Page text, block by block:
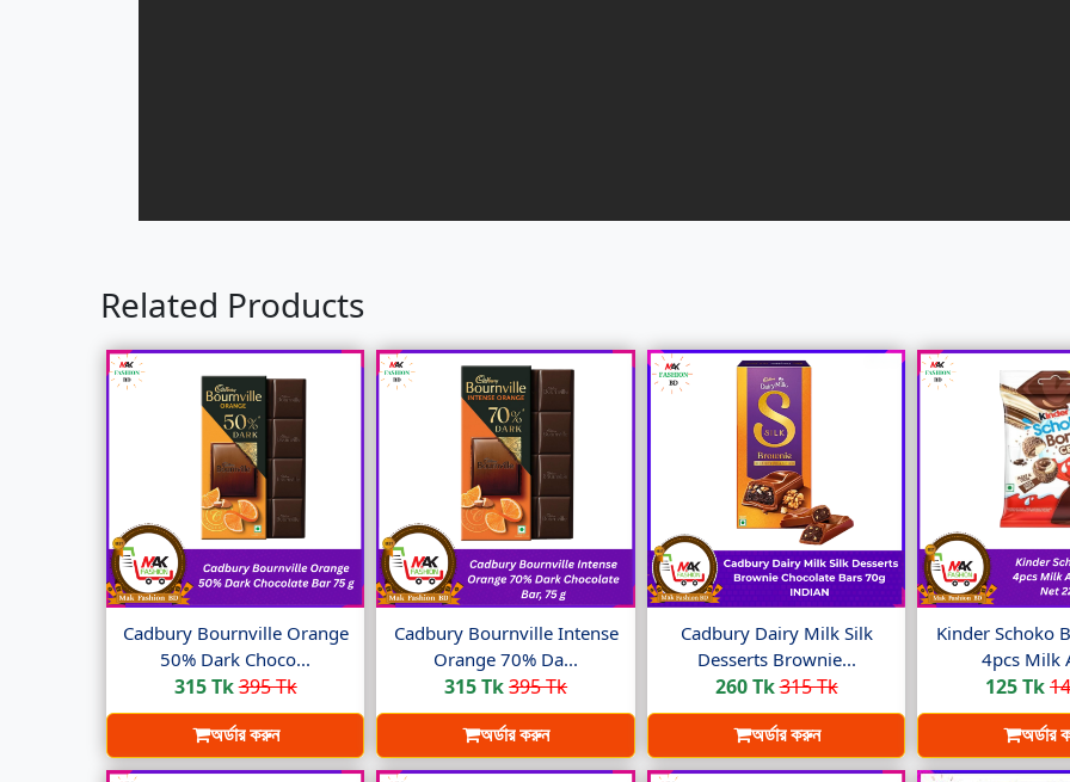
Related Products
Cadbury Bournville Orange
50% Dark Choco...
315 Tk395 Tk
অর্ডার করুন
Cadbury Bournville Intense
Orange 70% Da...
315 Tk395 Tk
অর্ডার করুন
Cadbury Dairy Milk Silk
Desserts Brownie...
260 Tk315 Tk
অর্ডার করুন
Kinder Schoko
4pcs Milk
125 Tk
অর্ডার